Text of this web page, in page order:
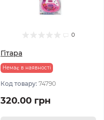
0
Гітара
Немає в наявності
Код товару: 74790
320.00 грн